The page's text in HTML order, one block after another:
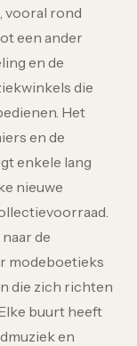
vooral rond
een ander
en de
die
Het
en de
enkele lang
nieuwe
de
modeboetieks
die zich richten
buurt heeft
en